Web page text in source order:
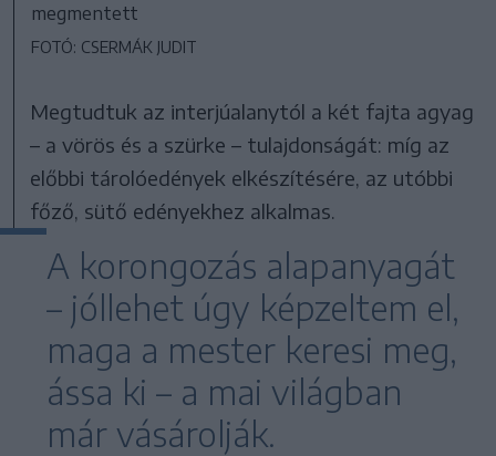
megmentett
FOTÓ: CSERMÁK JUDIT
Megtudtuk az interjúalanytól a két fajta agyag
– a vörös és a szürke – tulajdonságát: míg az
előbbi tárolóedények elkészítésére, az utóbbi
főző, sütő edényekhez alkalmas.
A korongozás alapanyagát
– jóllehet úgy képzeltem el,
maga a mester keresi meg,
ássa ki – a mai világban
már vásárolják.